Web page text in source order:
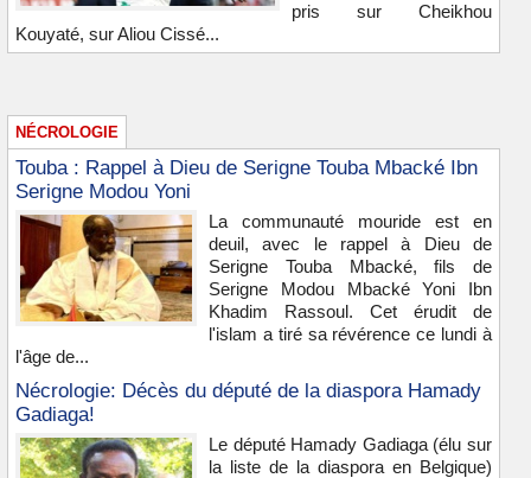
pris sur Cheikhou
Kouyaté, sur Aliou Cissé...
NÉCROLOGIE
Touba : Rappel à Dieu de Serigne Touba Mbacké Ibn
Serigne Modou Yoni
La communauté mouride est en
deuil, avec le rappel à Dieu de
Serigne Touba Mbacké, fils de
Serigne Modou Mbacké Yoni Ibn
Khadim Rassoul. Cet érudit de
l'islam a tiré sa révérence ce lundi à
l'âge de...
Nécrologie: Décès du député de la diaspora Hamady
Gadiaga!
Le député Hamady Gadiaga (élu sur
la liste de la diaspora en Belgique)